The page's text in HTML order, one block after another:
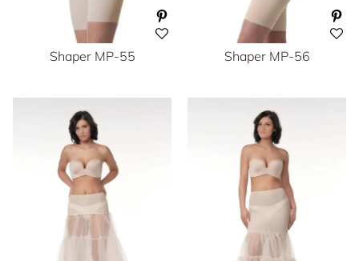
Shaper MP-55 Shaper MP-56